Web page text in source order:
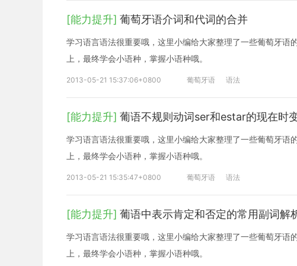
[能力提升] 葡萄牙语介词和代词的合并
学习语言语法很重要哦，这里小编给大家整理了一些葡萄牙语
上，最终学会小语种，掌握小语种哦。
2013-05-21 15:37:06+0800 葡萄牙语 语法
[能力提升] 葡语不规则动词ser和estar的现在时
学习语言语法很重要哦，这里小编给大家整理了一些葡萄牙语
上，最终学会小语种，掌握小语种哦。
2013-05-21 15:35:47+0800 葡萄牙语 语法
[能力提升] 葡语中表示肯定和否定的常用副词解
学习语言语法很重要哦，这里小编给大家整理了一些葡萄牙语
上，最终学会小语种，掌握小语种哦。